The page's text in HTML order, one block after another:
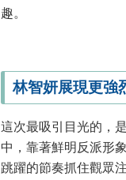
趣。
林智妍展現更強
這次最吸引目光的，
中，靠著鮮明反派形
跳躍的節奏抓住觀眾